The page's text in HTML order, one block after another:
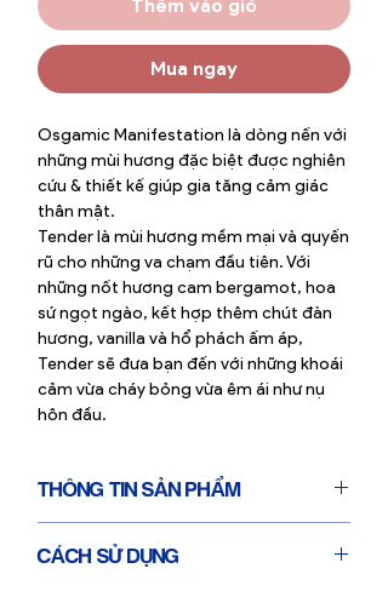
Thêm vào giỏ
Mua ngay
Osgamic Manifestation là dòng nến với
những mùi hương đặc biệt được nghiên
cứu & thiết kế giúp gia tăng cảm giác
thân mật.
Tender là mùi hương mềm mại và quyến
rũ cho những va chạm đầu tiên. Với
những nốt hương cam bergamot, hoa
sứ ngọt ngào, kết hợp thêm chút đàn
hương, vanilla và hổ phách ấm áp,
Tender sẽ đưa bạn đến với những khoái
cảm vừa cháy bỏng vừa êm ái như nụ
hôn đầu.
THÔNG TIN SẢN PHẨM
30 giờ cháy liên tục
CÁCH SỬ DỤNG